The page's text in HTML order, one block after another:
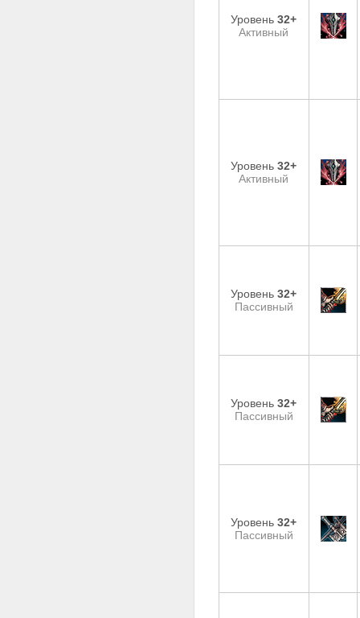
Уровень32+
Активный
Уровень32+
Активный
Уровень32+
Пассивный
Уровень32+
Пассивный
Уровень32+
Пассивный